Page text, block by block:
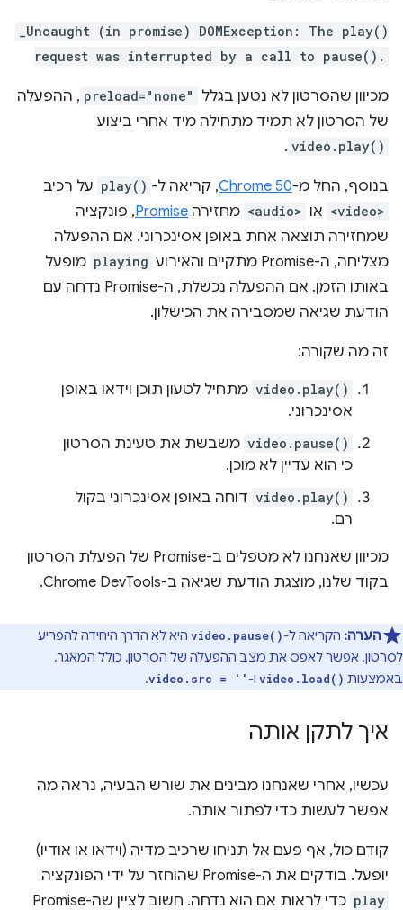
_Uncaught (in promise) DOMException: The play()
request was interrupted by a call to pause().
מכיוון שהסרטון לא נטען בגלל preload="none" , ההפעלה
של הסרטון לא תמיד מתחילה מיד אחרי ביצוע
video.play()
.
בנוסף, החל מ-Chrome 50, קריאה ל- play() על רכיב
<video> או <audio> מחזירה Promise, פונקציה
שמחזירה תוצאה אחת באופן אסינכרוני. אם ההפעלה
מצליחה, ה-Promise מתקיים והאירוע
playing מופעל
באותו הזמן. אם ההפעלה נכשלת, ה-Promise נדחה עם
הודעת שגיאה שמסבירה את הכישלון.
זה מה שקורה:
video.play() מתחיל לטעון תוכן וידאו באופן
אסינכרוני.
video.pause() משבשת את טעינת הסרטון
כי הוא עדיין לא מוכן.
video.play() דוחה באופן אסינכרוני בקול
רם.
מכיוון שאנחנו לא מטפלים ב-Promise של הפעלת הסרטון
בקוד שלנו, מוצגת הודעת שגיאה ב-Chrome DevTools.
הערה: הקריאה ל-video.pause() היא לא הדרך היחידה להפריע
לסרטון. אפשר לאפס את מצב ההפעלה של הסרטון, כולל המאגר,
באמצעות video.load() ו-video.src = ''
.
איך לתקן אותה
עכשיו, אחרי שאנחנו מבינים את שורש הבעיה, נראה מה
אפשר לעשות כדי לפתור אותה.
קודם כול, אף פעם אל תניחו שרכיב מדיה (וידאו או אודיו)
יופעל. בודקים את ה-Promise שהוחזר על ידי הפונקציה
play כדי לראות אם הוא נדחה. חשוב לציין שה-Promise